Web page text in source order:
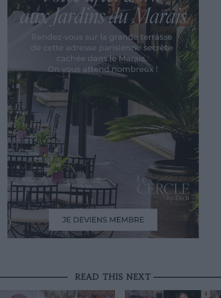
READ THIS NEXT